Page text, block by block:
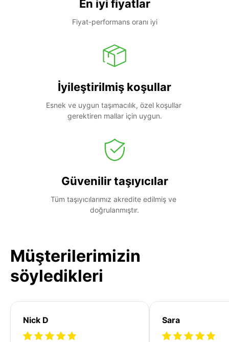
En iyi fiyatlar
Fiyat-performans oranı iyi
İyileştirilmiş koşullar
Esnek ve uygun taşımacılık, özel koşullar
gerektiren mallar için uygun.
Güvenilir taşıyıcılar
Tüm taşıyıcılarımız akredite edilmiş ve
doğrulanmıştır.
Müşterilerimizin
söyledikleri
Nick D Sara